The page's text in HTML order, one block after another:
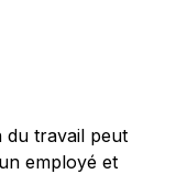
du travail peut
employé et